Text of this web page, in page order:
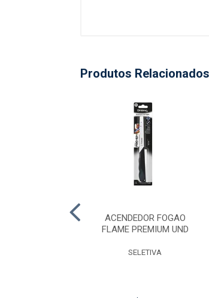
Produtos Relacionados
ACENDEDOR FOGAO
FLAME PREMIUM UND
SELETIVA